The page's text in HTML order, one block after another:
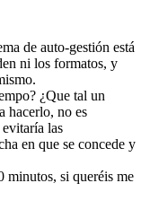
de auto-gestión está
ni los formatos, y
¿Que tal un
hacerlo, no es
las
en que se concede y
minutos, si queréis me